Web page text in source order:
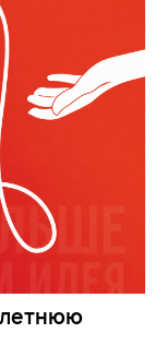
летнюю